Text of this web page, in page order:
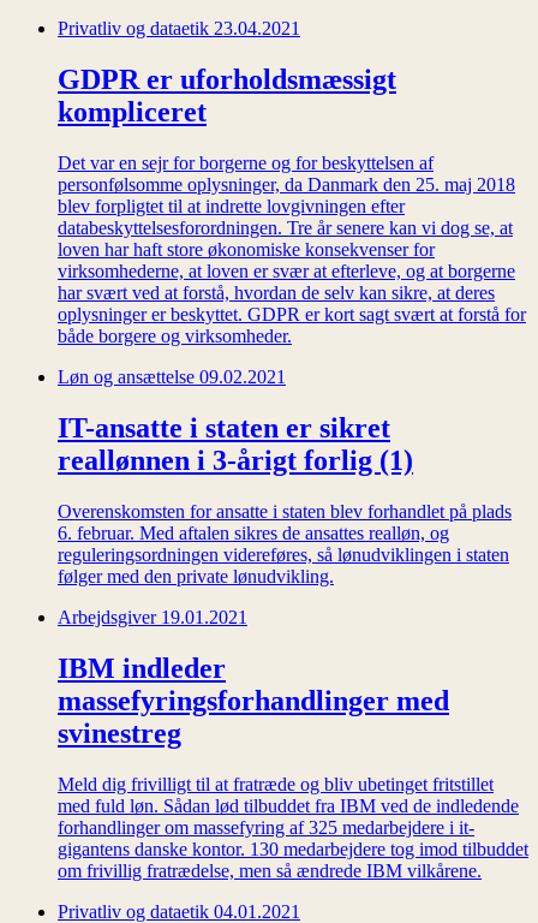
Privatliv og dataetik 23.04.2021
GDPR er uforholdsmæssigt
kompliceret
Det var en sejr for borgerne og for beskyttelsen af
personfølsomme oplysninger, da Danmark den 25. maj 2018
blev forpligtet til at indrette lovgivningen efter
databeskyttelsesforordningen. Tre år senere kan vi dog se, at
loven har haft store økonomiske konsekvenser for
virksomhederne, at loven er svær at efterleve, og at borgerne
har svært ved at forstå, hvordan de selv kan sikre, at deres
oplysninger er beskyttet. GDPR er kort sagt svært at forstå for
både borgere og virksomheder.
Løn og ansættelse 09.02.2021
IT-ansatte i staten er sikret
reallønnen i 3-årigt forlig (1)
Overenskomsten for ansatte i staten blev forhandlet på plads
6. februar. Med aftalen sikres de ansattes realløn, og
reguleringsordningen videreføres, så lønudviklingen i staten
følger med den private lønudvikling.
Arbejdsgiver 19.01.2021
IBM indleder
massefyringsforhandlinger med
svinestreg
Meld dig frivilligt til at fratræde og bliv ubetinget fritstillet
med fuld løn. Sådan lød tilbuddet fra IBM ved de indledende
forhandlinger om massefyring af 325 medarbejdere i it-
gigantens danske kontor. 130 medarbejdere tog imod tilbuddet
om frivillig fratrædelse, men så ændrede IBM vilkårene.
Privatliv og dataetik 04.01.2021